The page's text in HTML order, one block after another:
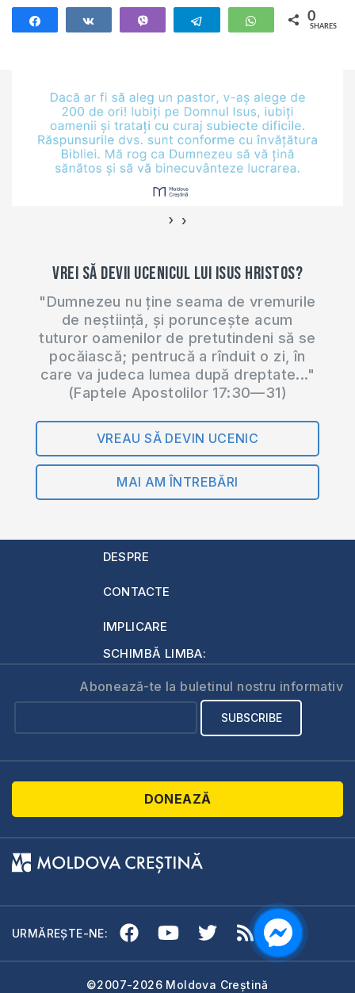
Câtă simplitate în
adăpostul…
Telegram WhatsApp
0
SHARES
‹ ›
Vrei să devii ucenicul lui Isus Hristos?
"Dumnezeu nu ține seama de vremurile
de neștiință, și poruncește acum
tuturor oamenilor de pretutindeni să se
pocăiască; pentrucă a rînduit o zi, în
care va judeca lumea după dreptate..."
(Faptele Apostolilor 17:30—31)
VREAU SĂ DEVIN UCENIC
MAI AM ÎNTREBĂRI
DESPRE
CONTACTE
IMPLICARE
SCHIMBĂ LIMBA:
Abonează-te la buletinul nostru informativ
DONEAZĂ
URMĂREȘTE-NE:
©2007-2026 Moldova Creștină